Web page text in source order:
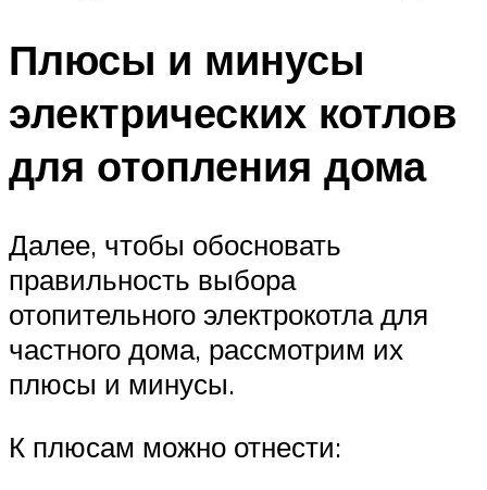
Плюсы и минусы
электрических котлов
для отопления дома
Далее, чтобы обосновать
правильность выбора
отопительного электрокотла для
частного дома, рассмотрим их
плюсы и минусы.
К плюсам можно отнести: